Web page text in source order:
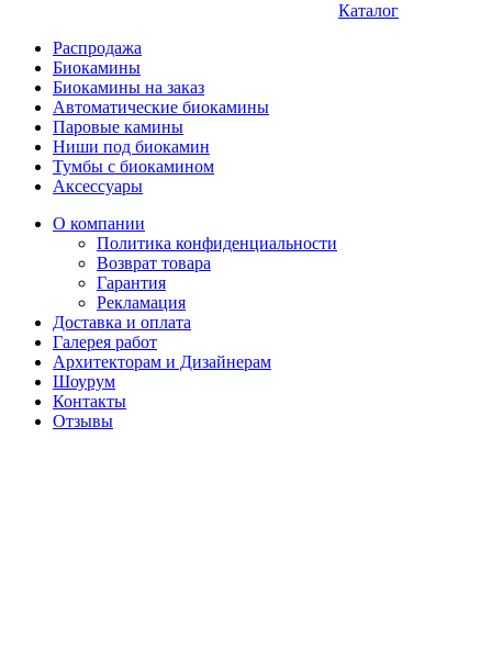
Каталог
Распродажа
Биокамины
Биокамины на заказ
Автоматические биокамины
Паровые камины
Ниши под биокамин
Тумбы с биокамином
Аксессуары
О компании
Политика конфиденциальности
Возврат товара
Гарантия
Рекламация
Доставка и оплата
Галерея работ
Архитекторам и Дизайнерам
Шоурум
Контакты
Отзывы